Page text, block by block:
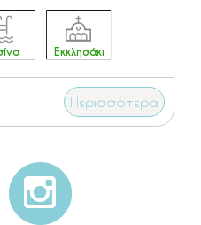
Εκκλησάκι
Περισσότερα